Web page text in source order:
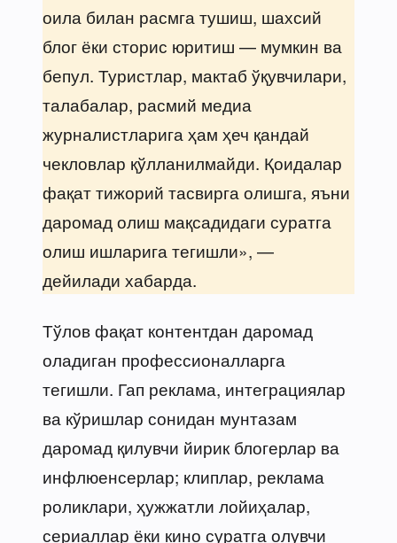
оила билан расмга тушиш, шахсий
блог ёки сторис юритиш — мумкин ва
бепул. Туристлар, мактаб ўқувчилари,
талабалар, расмий медиа
журналистларига ҳам ҳеч қандай
чекловлар қўлланилмайди. Қоидалар
фақат тижорий тасвирга олишга, яъни
даромад олиш мақсадидаги суратга
олиш ишларига тегишли», —
дейилади хабарда.
Тўлов фақат контентдан даромад
оладиган профессионалларга
тегишли. Гап реклама, интеграциялар
ва кўришлар сонидан мунтазам
даромад қилувчи йирик блогерлар ва
инфлюенсерлар; клиплар, реклама
роликлари, ҳужжатли лойиҳалар,
сериаллар ёки кино суратга олувчи